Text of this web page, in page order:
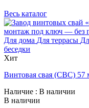
Весь каталог
Для дома Для террасы
беседки
Хит
Винтовая свая (СВС) 57
Наличие : В наличии
В наличии